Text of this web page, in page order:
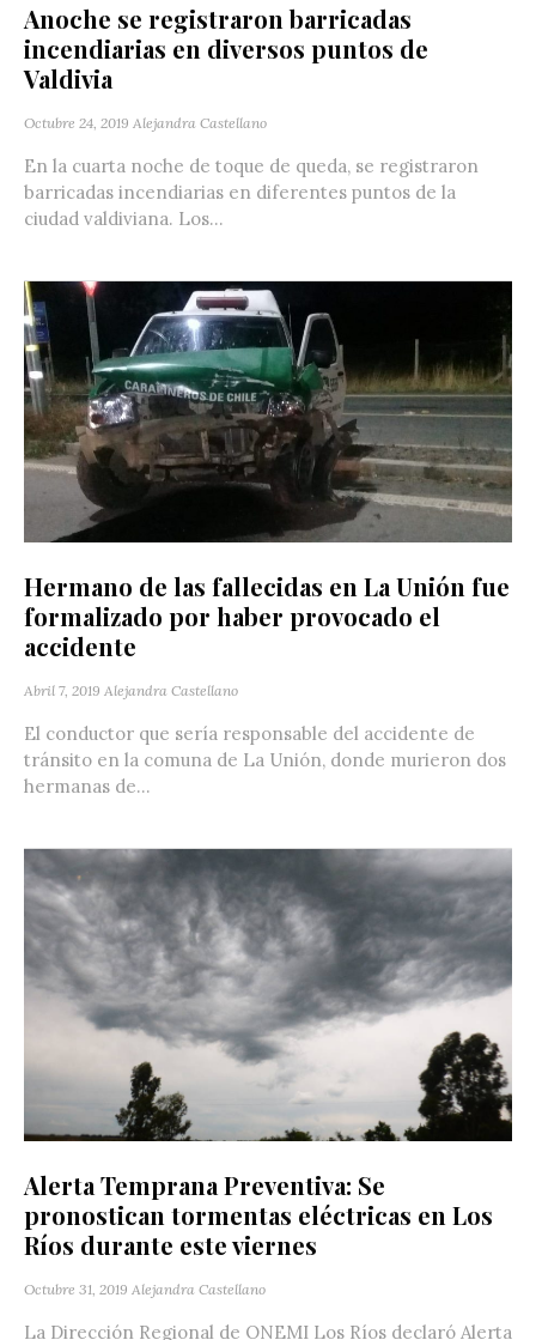
Anoche se registraron barricadas
incendiarias en diversos puntos de
Valdivia
Octubre 24, 2019 Alejandra Castellano
En la cuarta noche de toque de queda, se registraron
barricadas incendiarias en diferentes puntos de la
ciudad valdiviana. Los...
Hermano de las fallecidas en La Unión fue
formalizado por haber provocado el
accidente
Abril 7, 2019 Alejandra Castellano
El conductor que sería responsable del accidente de
tránsito en la comuna de La Unión, donde murieron dos
hermanas de...
Alerta Temprana Preventiva: Se
pronostican tormentas eléctricas en Los
Ríos durante este viernes
Octubre 31, 2019 Alejandra Castellano
La Dirección Regional de ONEMI Los Ríos declaró Alerta